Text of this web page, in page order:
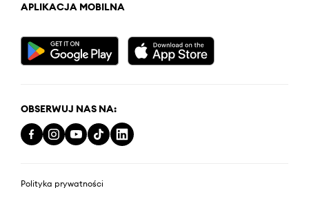
APLIKACJA MOBILNA
OBSERWUJ NAS NA:
Polityka prywatności